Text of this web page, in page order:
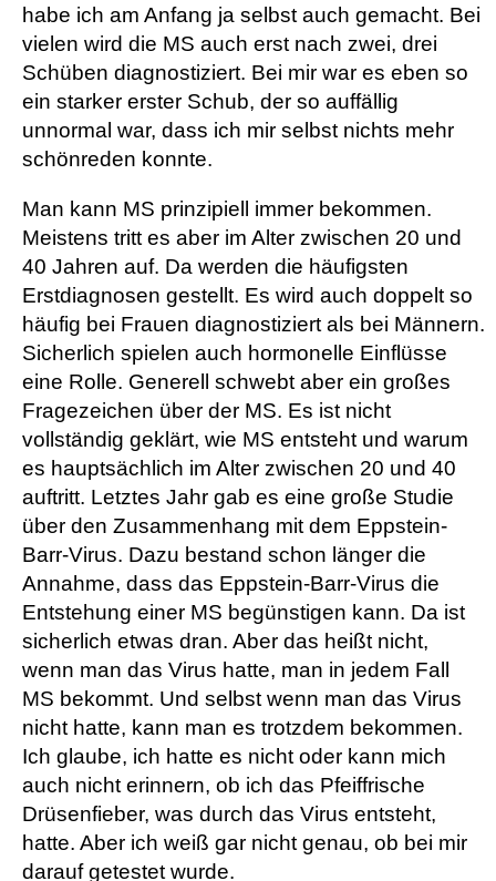
habe ich am Anfang ja selbst auch gemacht. Bei
vielen wird die MS auch erst nach zwei, drei
Schüben diagnostiziert. Bei mir war es eben so
ein starker erster Schub, der so auffällig
unnormal war, dass ich mir selbst nichts mehr
schönreden konnte.
Man kann MS prinzipiell immer bekommen.
Meistens tritt es aber im Alter zwischen 20 und
40 Jahren auf. Da werden die häufigsten
Erstdiagnosen gestellt. Es wird auch doppelt so
häufig bei Frauen diagnostiziert als bei Männern.
Sicherlich spielen auch hormonelle Einflüsse
eine Rolle. Generell schwebt aber ein großes
Fragezeichen über der MS. Es ist nicht
vollständig geklärt, wie MS entsteht und warum
es hauptsächlich im Alter zwischen 20 und 40
auftritt. Letztes Jahr gab es eine große Studie
über den Zusammenhang mit dem Eppstein-
Barr-Virus. Dazu bestand schon länger die
Annahme, dass das Eppstein-Barr-Virus die
Entstehung einer MS begünstigen kann. Da ist
sicherlich etwas dran. Aber das heißt nicht,
wenn man das Virus hatte, man in jedem Fall
MS bekommt. Und selbst wenn man das Virus
nicht hatte, kann man es trotzdem bekommen.
Ich glaube, ich hatte es nicht oder kann mich
auch nicht erinnern, ob ich das Pfeiffrische
Drüsenfieber, was durch das Virus entsteht,
hatte. Aber ich weiß gar nicht genau, ob bei mir
darauf getestet wurde.